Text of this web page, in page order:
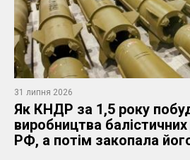
31 липня 2026
Як КНДР за 1,5 року
виробництва
РФ, а потім закопала